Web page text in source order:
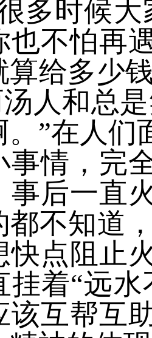
多时候大
也不怕再
算给多少
人和总
。”在人
事情，完
事后一直
都不知道
快点阻止
挂着“远
该互帮互